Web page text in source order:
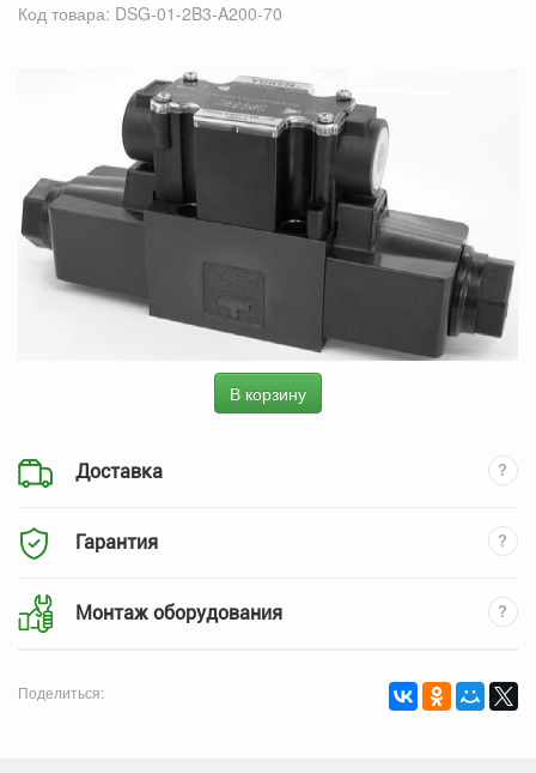
Код товара: DSG-01-2B3-A200-70
В корзину
Доставка
Гарантия
Монтаж оборудования
Поделиться: